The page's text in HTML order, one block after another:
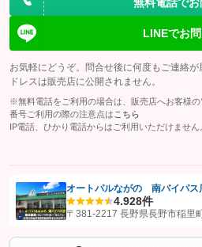
LINEでお
お気軽にどうぞ。問合せ後に何度もご連絡
ドレスは販売店に公開されません。
※無料電話をご利用の場合は、販売店へお客様
番号ご利用の際の注意点は こちら
IP電話、ひかり電話からはご利用いただけません
【STEP1】認証画面でグーネットを友だち
オートパルながの 南バイパス
4.928件
〒381-2217 長野県長野市稲里